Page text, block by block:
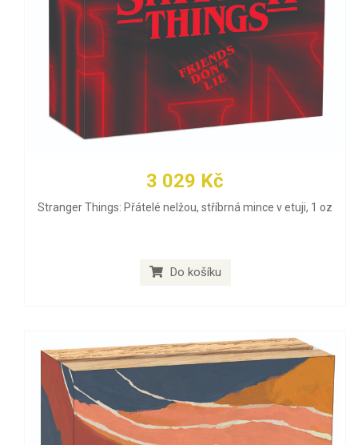
3 029 Kč
Stranger Things: Přátelé nelžou, stříbrná mince v etuji, 1 oz
Do košíku